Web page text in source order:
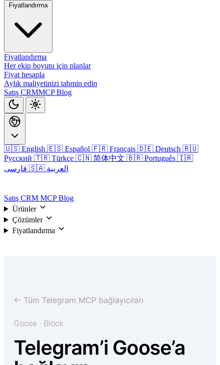
Fiyatlandırma
Fiyatlandırma
Her ekip boyutu için planlar
Fiyat hesapla
Aylık maliyetinizi tahmin edin
Satış CRMMCPBlog
🇺🇸 English 🇪🇸 Español 🇫🇷 Français 🇩🇪 Deutsch 🇷🇺
Русский 🇹🇷 Türkçe 🇨🇳 简体中文 🇧🇷 Português 🇮🇷
🇸🇦 العربية
Satış CRM MCPBlog
Ürünler
Çözümler
Fiyatlandırma
← Tüm Telegram MCP bağlayıcıları
Goose · Block
Telegram’i Goose’a